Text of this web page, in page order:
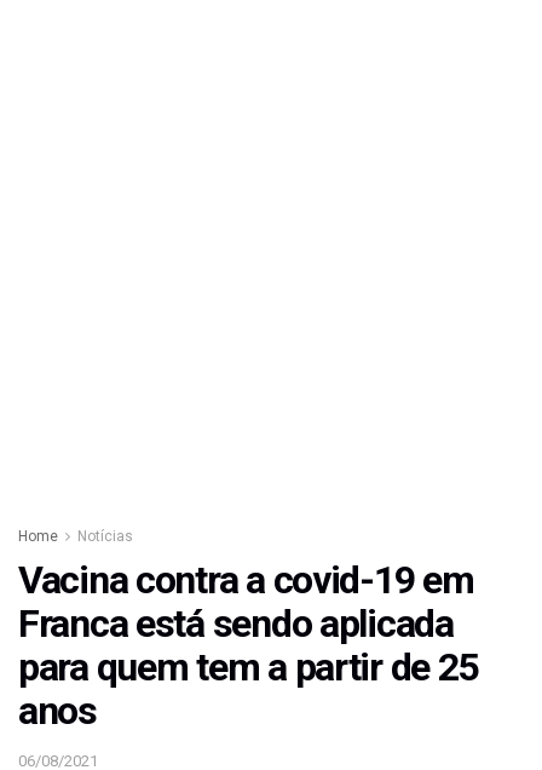
Home Notícias
Vacina contra a covid-19 em
Franca está sendo aplicada
para quem tem a partir de 25
anos
06/08/2021